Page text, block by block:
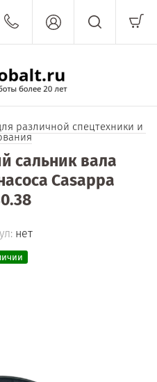
различной спецтехники и
сальник вала
Casappa
нет